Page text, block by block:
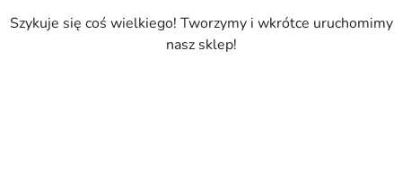
Szykuje się coś wielkiego! Tworzymy i wkrótce uruchomimy
nasz sklep!